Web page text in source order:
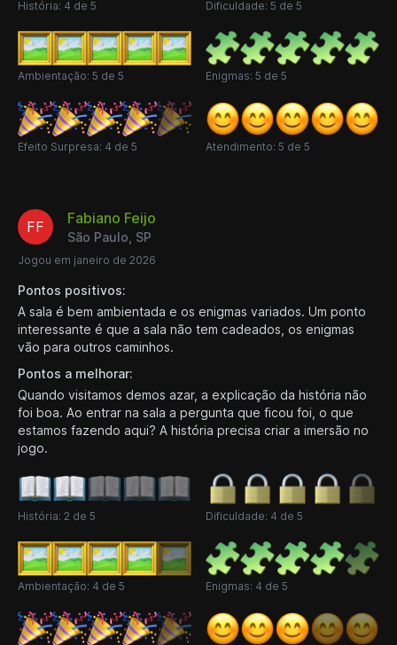
História: 4 de 5 Dificuldade: 5 de 5
Ambientação: 5 de 5 Enigmas: 5 de 5
Efeito Surpresa: 4 de 5 Atendimento: 5 de 5
FF Fabiano Feijo
São Paulo, SP
Jogou em janeiro de 2026
Pontos positivos:
A sala é bem ambientada e os enigmas variados. Um ponto
interessante é que a sala não tem cadeados, os enigmas
vão para outros caminhos.
Pontos a melhorar:
Quando visitamos demos azar, a explicação da história não
foi boa. Ao entrar na sala a pergunta que ficou foi, o que
estamos fazendo aqui? A história precisa criar a imersão no
jogo.
História: 2 de 5 Dificuldade: 4 de 5
Ambientação: 4 de 5 Enigmas: 4 de 5